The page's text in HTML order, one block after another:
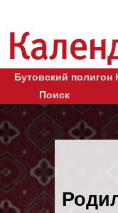
Бутовский полигон
Поиск